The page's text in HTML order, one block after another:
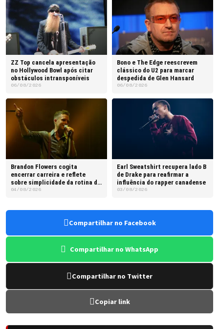
ZZ Top cancela apresentação
no Hollywood Bowl após citar
obstáculos intransponíveis
06/08/2026
Bono e The Edge reescrevem
clássico do U2 para marcar
despedida de Glen Hansard
06/08/2026
Brandon Flowers cogita
encerrar carreira e reflete
sobre simplicidade da rotina do
pai
04/08/2026
Earl Sweatshirt recupera lado B
de Drake para reafirmar a
influência do rapper canadense
03/08/2026
Compartilhar no Facebook
Compartilhar no WhatsApp
Compartilhar no Twitter
Copiar link